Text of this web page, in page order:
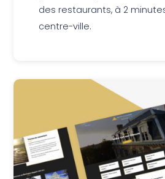
des restaurants, à 2
centre-ville.